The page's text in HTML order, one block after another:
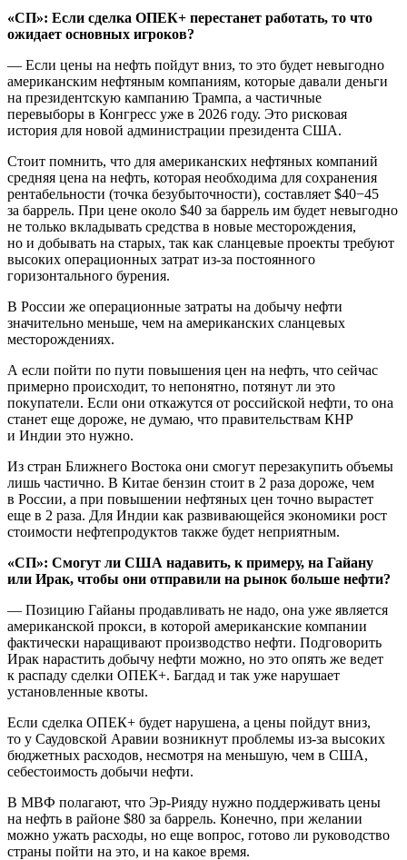
«СП»: Если сделка ОПЕК+ перестанет работать, то что
ожидает основных игроков?
— Если цены на нефть пойдут вниз, то это будет невыгодно
американским нефтяным компаниям, которые давали деньги
на президентскую кампанию Трампа, а частичные
перевыборы в Конгресс уже в 2026 году. Это рисковая
история для новой администрации президента США.
Стоит помнить, что для американских нефтяных компаний
средняя цена на нефть, которая необходима для сохранения
рентабельности (точка безубыточности), составляет $40−45
за баррель. При цене около $40 за баррель им будет невыгодно
не только вкладывать средства в новые месторождения,
но и добывать на старых, так как сланцевые проекты требуют
высоких операционных затрат из-за постоянного
горизонтального бурения.
В России же операционные затраты на добычу нефти
значительно меньше, чем на американских сланцевых
месторождениях.
А если пойти по пути повышения цен на нефть, что сейчас
примерно происходит, то непонятно, потянут ли это
покупатели. Если они откажутся от российской нефти, то она
станет еще дороже, не думаю, что правительствам КНР
и Индии это нужно.
Из стран Ближнего Востока они смогут перезакупить объемы
лишь частично. В Китае бензин стоит в 2 раза дороже, чем
в России, а при повышении нефтяных цен точно вырастет
еще в 2 раза. Для Индии как развивающейся экономики рост
стоимости нефтепродуктов также будет неприятным.
«СП»: Смогут ли США надавить, к примеру, на Гайану
или Ирак, чтобы они отправили на рынок больше нефти?
— Позицию Гайаны продавливать не надо, она уже является
американской прокси, в которой американские компании
фактически наращивают производство нефти. Подговорить
Ирак нарастить добычу нефти можно, но это опять же ведет
к распаду сделки ОПЕК+. Багдад и так уже нарушает
установленные квоты.
Если сделка ОПЕК+ будет нарушена, а цены пойдут вниз,
то у Саудовской Аравии возникнут проблемы из-за высоких
бюджетных расходов, несмотря на меньшую, чем в США,
себестоимость добычи нефти.
В МВФ полагают, что Эр-Рияду нужно поддерживать цены
на нефть в районе $80 за баррель. Конечно, при желании
можно ужать расходы, но еще вопрос, готово ли руководство
страны пойти на это, и на какое время.